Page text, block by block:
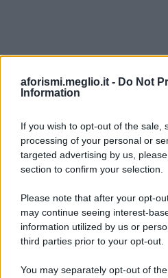
aforismi.meglio.it - Do Not
Information
If you wish to opt-out of the sale,
processing of your personal or
targeted advertising by us,
section to confirm your selection.
Please note that after your opt-
may continue seeing interest-
information utilized by us or
third parties prior to your opt-out.
You may separately opt-out of
Ricevi LE FRASI PIÙ